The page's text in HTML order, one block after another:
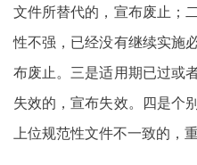
文件所替代的，宣布废止；
性不强，已经没有继续实施
布废止。三是适用期已过或
失效的，宣布失效。四是个
上位规范性文件不一致的，重